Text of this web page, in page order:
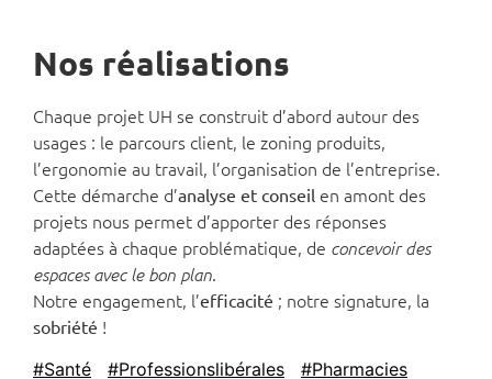
Nos réalisations
Chaque projet UH se construit d’abord autour des
usages : le parcours client, le zoning produits,
l’ergonomie au travail, l’organisation de l’entreprise.
Cette démarche d’analyse et conseil en amont des
projets nous permet d’apporter des réponses
adaptées à chaque problématique, de concevoir des
espaces avec le bon plan.
Notre engagement, l’efficacité ; notre signature, la
sobriété !
#Santé #Professionslibérales #Pharmacies